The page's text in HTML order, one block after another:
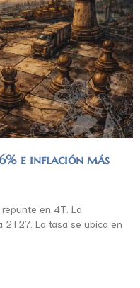
e inflación más
en 4T. La
2T27. La tasa se ubica en